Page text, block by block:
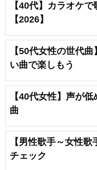
【40代】カラオケ
【2026】
【50代女性の世代
い曲で楽しもう
【40代女性】声が
曲
【男性歌手～女性
チェック